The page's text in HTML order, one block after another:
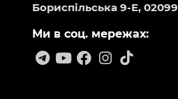
Бориспільська 9-Е, 02099
Ми в соц. мережах: